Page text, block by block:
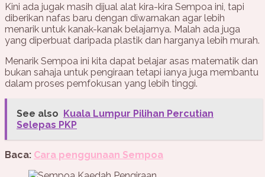
Kini ada jugak masih dijual alat kira-kira Sempoa ini, tapi
diberikan nafas baru dengan diwarnakan agar lebih
menarik untuk kanak-kanak belajarnya. Malah ada juga
yang diperbuat daripada plastik dan harganya lebih murah.
Menarik Sempoa ini kita dapat belajar asas matematik dan
bukan sahaja untuk pengiraan tetapi ianya juga membantu
dalam proses pemfokusan yang lebih tinggi.
See also Kuala Lumpur Pilihan Percutian
Selepas PKP
Baca: Cara penggunaan Sempoa